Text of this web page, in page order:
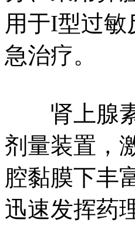
用于I型过
急治疗。
肾上腺素
剂量装置，
腔黏膜下丰
迅速发挥药